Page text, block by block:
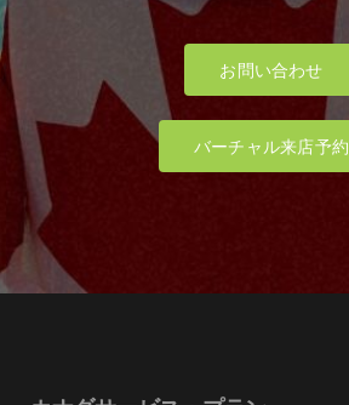
お問い合わせ
バーチャル来店予約